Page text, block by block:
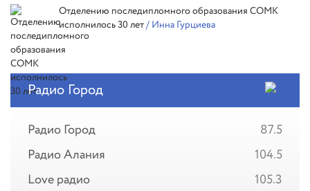
Отделению последипломного образования СОМК
исполнилось 30 лет/ Инна Гурциева
Радио Город
Радио Город
87.5
Радио Алания
104.5
Love радио
105.3